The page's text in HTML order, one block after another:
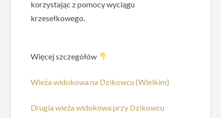
korzystając z pomocy wyciągu
krzesełkowego.
Więcej szczegółów
Wieża widokowa na Dzikowcu (Wielkim)
Drugia wieża widokowa przy Dzikowcu